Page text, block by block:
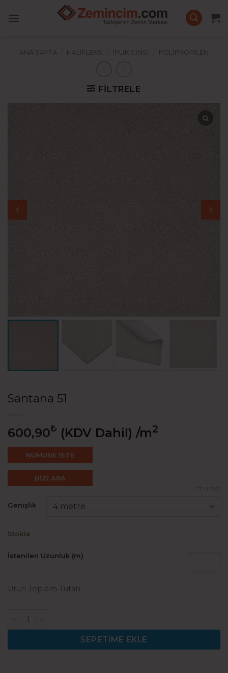
atla
ANA SAYFA HALIFLEKS İPLIK CINSI POLIPROPILEN
FILTRELE
Santana 51
600,90₺ (KDV Dahil) /m2
NUMUNE İSTE
BİZİ ARA
Genişlik
Stokta
İstenilen Uzunluk (m)
Ürün Toplam Tutarı
Santana 51 adet
SEPETIME EKLE